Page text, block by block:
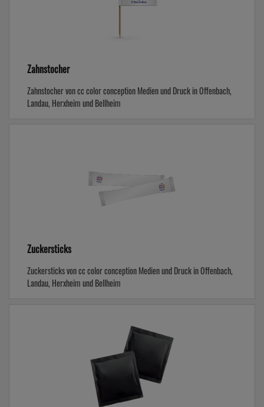
Zahnstocher
Zahnstocher von cc color conception Medien und Druck in Offenbach,
Landau, Herxheim und Bellheim
Zuckersticks
Zuckersticks von cc color conception Medien und Druck in Offenbach,
Landau, Herxheim und Bellheim